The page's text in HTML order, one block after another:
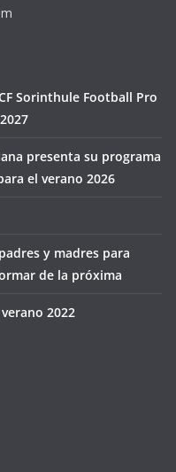
Sorinthule Football Pro
presenta su programa
el verano 2026
y madres para
de la próxima
2022